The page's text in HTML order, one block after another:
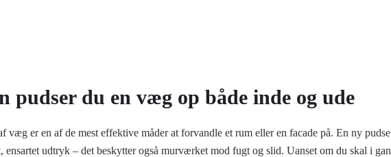
pudser du en væg op både inde og ude
væg er en af de mest effektive måder at forvandle et rum eller en facade på. En ny
ensartet udtryk – det beskytter også murværket mod fugt og slid. Uanset om du skal i